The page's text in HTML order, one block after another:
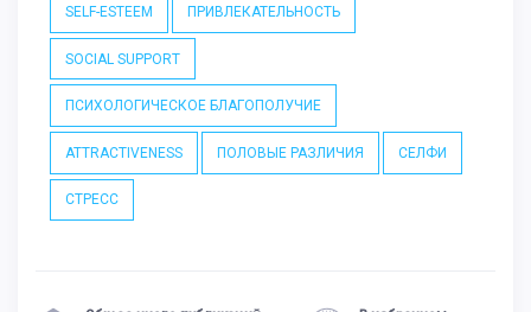
SELF-ESTEEM ПРИВЛЕКАТЕЛЬНОСТЬ
SOCIAL SUPPORT
ПСИХОЛОГИЧЕСКОЕ БЛАГОПОЛУЧИЕ
ATTRACTIVENESS ПОЛОВЫЕ РАЗЛИЧИЯ СЕЛФИ
СТРЕСС